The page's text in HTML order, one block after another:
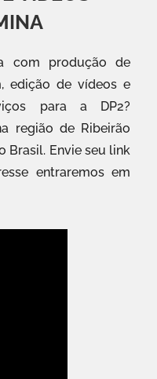
com produção de
edição de vídeos e
para a DP2?
região de Ribeirão
Brasil. Envie seu link
entraremos em